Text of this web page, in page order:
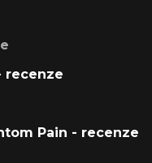
recenze
Pain - recenze